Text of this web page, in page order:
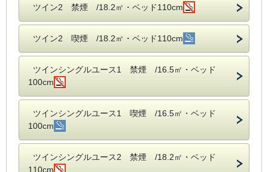
ツイン2 禁煙 /18.2㎡・ベッド110cm
ツイン2 喫煙 /18.2㎡・ベッド110cm
ツインシングルユース1 禁煙 /16.5㎡・ベッド
100cm
ツインシングルユース1 喫煙 /16.5㎡・ベッド
100cm
ツインシングルユース2 禁煙 /18.2㎡・ベッド
110cm